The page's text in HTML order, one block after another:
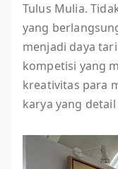
Tulus Mulia.
yang
menjadi daya
kompetisi yang
kreativitas para
karya yang